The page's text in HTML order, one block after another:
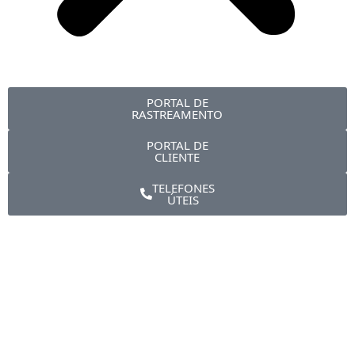
PORTAL DE
RASTREAMENTO
PORTAL DE
CLIENTE
TELEFONES
ÚTEIS